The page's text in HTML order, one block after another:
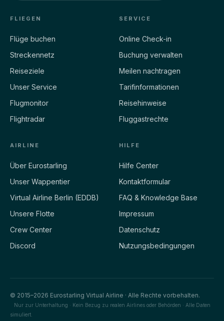
FLIEGEN
Flüge buchen
Streckennetz
Reiseziele
Unser Service
Flugmonitor
Flightradar
SERVICE
Online Check-in
Buchung verwalten
Meilen nachtragen
Tarifinformationen
Reisehinweise
Fluggastrechte
AIRLINE
Über Eurostarling
Unser Wappentier
Virtual Airline Berlin (EDDB)
Unsere Flotte
Crew Center
Discord
HILFE
Hilfe Center
Kontaktformular
FAQ & Knowledge Base
Impressum
Datenschutz
Nutzungsbedingungen
© 2015–2026 Eurostarling Virtual Airline · Alle Rechte vorbehalten.
Nur zur Unterhaltung · Kein Bezug zu realen Airlines oder Behörden · Alle Daten
simuliert.